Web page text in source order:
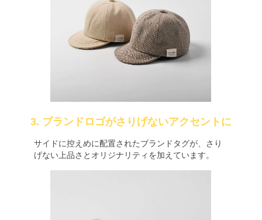
3. ブランドロゴがさりげないアクセントに
サイドに控えめに配置されたブランドタグが、さり
げない上品さとオリジナリティを加えています。